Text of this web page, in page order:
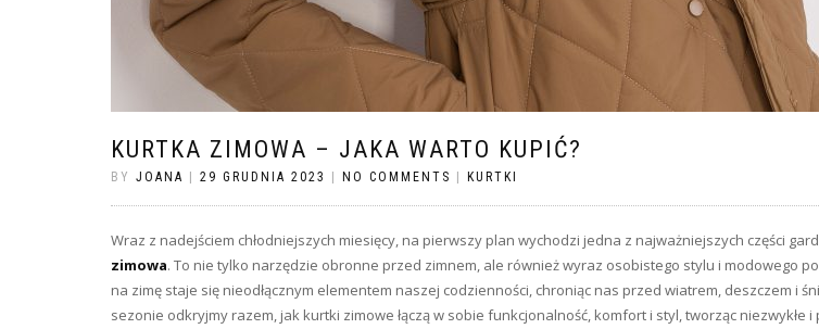
KURTKA ZIMOWA – JAKA WARTO KUPIĆ?
BY JOANA 29 GRUDNIA 2023 NO COMMENTS KURTKI
Wraz z nadejściem chłodniejszych miesięcy, na pierwszy plan wychodzi jedna z najważniejszych części
zimowa. To nie tylko narzędzie obronne przed zimnem, ale również wyraz osobistego stylu i modowego
na zimę staje się nieodłącznym elementem naszej codzienności, chroniąc nas przed wiatrem, deszczem i
sezonie odkryjmy razem, jak kurtki zimowe łączą w sobie funkcjonalność, komfort i styl, tworząc niezwykłe i